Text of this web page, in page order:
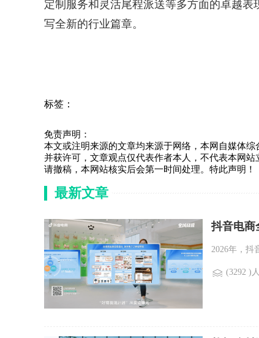
定制服务和灵活尾程派送等多方面的卓越
写全新的行业篇章。
标签：
免责声明：
本文或注明来源的文章均来源于网络，本网自媒体
并获许可，文章观点仅代表作者本人，不代表本网
请撤稿，本网站核实后会第一时间处理。特此声明！
最新文章
抖音电商
2026年，抖
(3292 )